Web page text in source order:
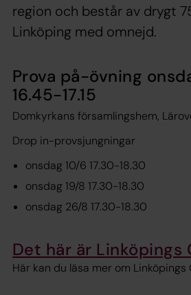
region och består av drygt
Linköping med omnejd.
Prova på-övning
16.45-17.15
Domkyrkans församlingshem,
Drop in-provsjungningar
onsdag 10/6 17.30-18.30
onsdag 19/8 17.30-18.30
onsdag 26/8 17.30-18.30
Det här är Linköpings
Här kan du läsa mer om Linköpings